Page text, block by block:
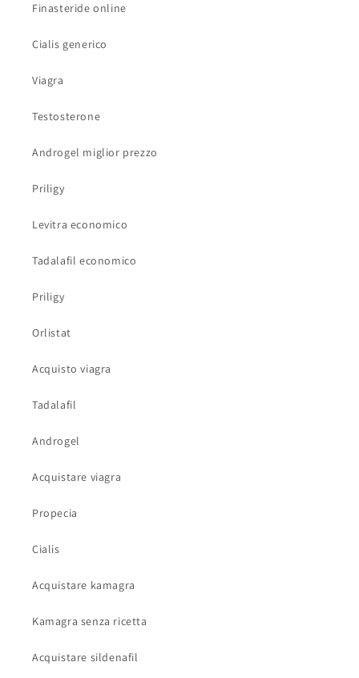
Finasteride online
Cialis generico
Viagra
Testosterone
Androgel miglior prezzo
Priligy
Levitra economico
Tadalafil economico
Priligy
Orlistat
Acquisto viagra
Tadalafil
Androgel
Acquistare viagra
Propecia
Cialis
Acquistare kamagra
Kamagra senza ricetta
Acquistare sildenafil